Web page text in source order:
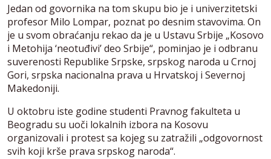
Jedan od govornika na tom skupu bio je i univerzitetski
profesor Milo Lompar, poznat po desnim stavovima. On
je u svom obraćanju rekao da je u Ustavu Srbije „Kosovo
i Metohija ‘neotuđivi’ deo Srbije“, pominjao je i odbranu
suverenosti Republike Srpske, srpskog naroda u Crnoj
Gori, srpska nacionalna prava u Hrvatskoj i Severnoj
Makedoniji.
U oktobru iste godine studenti Pravnog fakulteta u
Beogradu su uoči lokalnih izbora na Kosovu
organizovali i protest sa kojeg su zatražili „odgovornost
svih koji krše prava srpskog naroda“.